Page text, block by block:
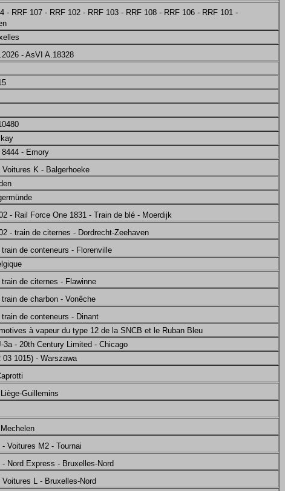
- RRF 107 - RRF 102 - RRF 103 - RRF 108 - RRF 106 - RRF 101 -
- AsVI A.18328
- Emory
Voitures K - Balgerhoeke
- Rail Force One 1831 - Train de blé - Moerdijk
- train de citernes - Dordrecht-Zeehaven
de conteneurs - Florenville
de citernes - Flawinne
de charbon - Vonêche
de conteneurs - Dinant
à vapeur du type 12 de la SNCB et le Ruban Bleu
3a - 20th Century Limited - Chicago
1015) - Warszawa
Guillemins
Voitures M2 - Tournai
- Nord Express - Bruxelles-Nord
Voitures L - Bruxelles-Nord